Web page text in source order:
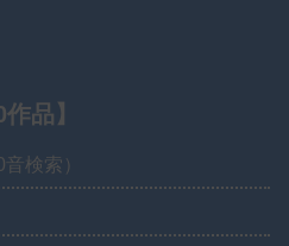
品】
検索）